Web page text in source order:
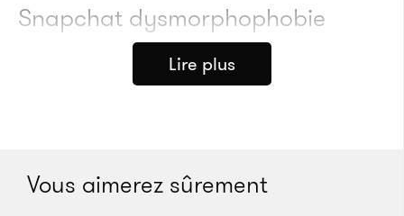
Snapchat dysmorphophobie
le chirurgien, photo à l’appui. Entre leur main, on ne
Lire plus
Vous aimerez sûrement